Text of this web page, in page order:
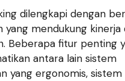
dilengkapi dengan
yang mendukung kinerja
Beberapa fitur penting
antara lain sistem
yang ergonomis,